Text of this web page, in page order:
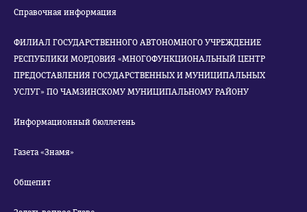
Справочная информация
ФИЛИАЛ ГОСУДАРСТВЕННОГО АВТОНОМНОГО УЧРЕЖДЕНИЕ
РЕСПУБЛИКИ МОРДОВИЯ «МНОГОФУНКЦИОНАЛЬНЫЙ ЦЕНТР
ПРЕДОСТАВЛЕНИЯ ГОСУДАРСТВЕННЫХ И МУНИЦИПАЛЬНЫХ
УСЛУГ» ПО ЧАМЗИНСКОМУ МУНИЦИПАЛЬНОМУ РАЙОНУ
Информационный бюллетень
Газета «Знамя»
Общепит